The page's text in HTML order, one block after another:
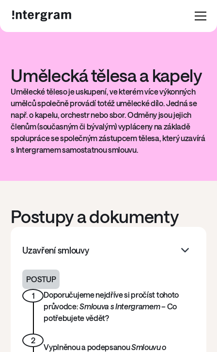
Umělecká tělesa a kapely
Umělecké těleso je uskupení, ve kterém více výkonných
umělců společně provádí totéž umělecké dílo. Jedná se
např. o kapelu, orchestr nebo sbor. Odměny jsou jejich
členům (současným či bývalým) vypláceny na základě
spolupráce se společným zástupcem tělesa, který uzavírá
s Intergramem samostatnou smlouvu.
Postupy a dokumenty
Uzavření smlouvy
POSTUP
1
Doporučujeme nejdříve si pročíst tohoto
průvodce:Smlouva s Intergramem– Co
potřebujete vědět?
2
Vyplněnou a podepsanouSmlouvu o